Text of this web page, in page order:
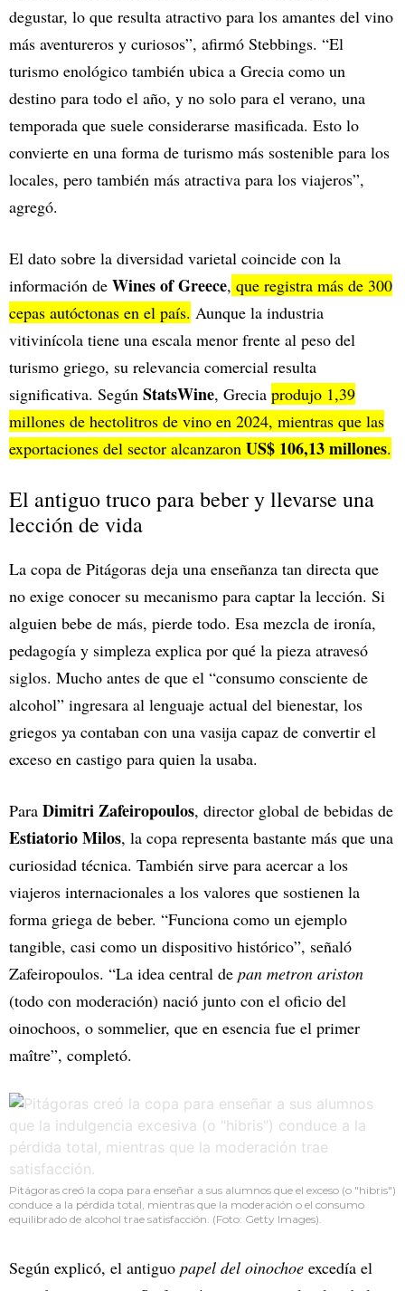
degustar, lo que resulta atractivo para los amantes del vino
más aventureros y curiosos”, afirmó Stebbings. “El
turismo enológico también ubica a Grecia como un
destino para todo el año, y no solo para el verano, una
temporada que suele considerarse masificada. Esto lo
convierte en una forma de turismo más sostenible para los
locales, pero también más atractiva para los viajeros”,
agregó.
El dato sobre la diversidad varietal coincide con la
información de Wines of Greece, que registra más de 300
cepas autóctonas en el país. Aunque la industria
vitivinícola tiene una escala menor frente al peso del
turismo griego, su relevancia comercial resulta
significativa. Según StatsWine, Grecia produjo 1,39
millones de hectolitros de vino en 2024, mientras que las
exportaciones del sector alcanzaron US$ 106,13 millones.
El antiguo truco para beber y llevarse una
lección de vida
La copa de Pitágoras deja una enseñanza tan directa que
no exige conocer su mecanismo para captar la lección. Si
alguien bebe de más, pierde todo. Esa mezcla de ironía,
pedagogía y simpleza explica por qué la pieza atravesó
siglos. Mucho antes de que el “consumo consciente de
alcohol” ingresara al lenguaje actual del bienestar, los
griegos ya contaban con una vasija capaz de convertir el
exceso en castigo para quien la usaba.
Para Dimitri Zafeiropoulos, director global de bebidas de
Estiatorio Milos, la copa representa bastante más que una
curiosidad técnica. También sirve para acercar a los
viajeros internacionales a los valores que sostienen la
forma griega de beber. “Funciona como un ejemplo
tangible, casi como un dispositivo histórico”, señaló
Zafeiropoulos. “La idea central de pan metron ariston
(todo con moderación) nació junto con el oficio del
oinochoos, o sommelier, que en esencia fue el primer
maître”, completó.
Pitágoras creó la copa para enseñar a sus alumnos que el exceso (o "hibris")
conduce a la pérdida total, mientras que la moderación o el consumo
equilibrado de alcohol trae satisfacción. (Foto: Getty Images).
Según explicó, el antiguo papel del oinochoe excedía el